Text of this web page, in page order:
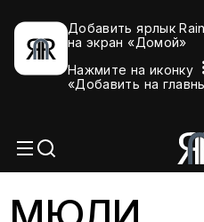
Добавить ярлык
на экран «Домой»
Нажмите на иконку
«Добавить на